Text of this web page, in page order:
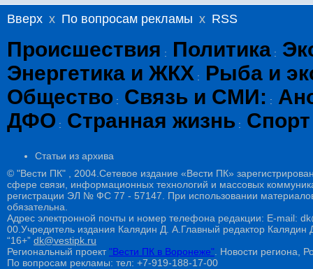
Вверх x По вопросам рекламы x RSS
Происшествия : Политика :
Энергетика и ЖКХ :
Рыба и
Общество : Связь и СМИ: :
ДФО : Странная жизнь : Спорт
Статьи из архива
© "Вести ПК" , 2004.Сетевое издание «Вести ПК»
сфере связи, информационных технологий и массовых
регистрации ЭЛ № ФС 77 - 57147. При использовании
обязательна.
Адрес электронной почты и номер телефона редакции: E-mail:
00.Учредитель издания Калядин Д. А.Главный редактор
“16+” dk@vestipk.ru
Региональный проект"Вести ПК в Воронеже" . Новости региона,
По вопросам рекламы: тел: +7-919-188-17-00